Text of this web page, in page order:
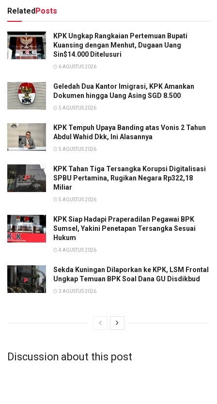
RelatedPosts
KPK Ungkap Rangkaian Pertemuan Bupati
Kuansing dengan Menhut, Dugaan Uang
Sin$14.000 Ditelusuri
6 AGUSTUS 2026
Geledah Dua Kantor Imigrasi, KPK Amankan
Dokumen hingga Uang Asing SGD 8.500
5 AGUSTUS 2026
KPK Tempuh Upaya Banding atas Vonis 2 Tahun
Abdul Wahid Dkk, Ini Alasannya
5 AGUSTUS 2026
KPK Tahan Tiga Tersangka Korupsi Digitalisasi
SPBU Pertamina, Rugikan Negara Rp322,18
Miliar
5 AGUSTUS 2026
KPK Siap Hadapi Praperadilan Pegawai BPK
Sumsel, Yakini Penetapan Tersangka Sesuai
Hukum
4 AGUSTUS 2026
Sekda Kuningan Dilaporkan ke KPK, LSM Frontal
Ungkap Temuan BPK Soal Dana GU Disdikbud
3 AGUSTUS 2026
Discussion about this post